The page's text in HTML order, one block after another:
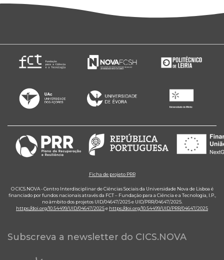
Ficha de projeto PRR
O CICS.NOVA - Centro Interdisciplinar de Ciências Sociais da Universidade Nova de Lisboa é
financiado por fundos nacionais através da FCT – Fundação para a Ciência e a Tecnologia, I.P.,
no âmbito dos projetos UID/04647/2025 e UID/PRR/04647/2025.
https://doi.org/10.54499/UID/04647/2025e https://doi.org/10.54499/UID/PRR/04647/2025
Subscreva a newsletter do CICS.NOVA